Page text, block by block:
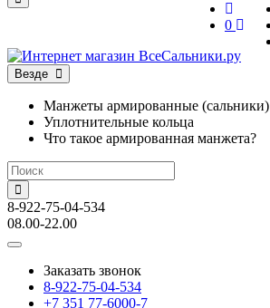
0
Везде
Манжеты армированные (сальники)
Уплотнительные кольца
Что такое армированная манжета?
8-922-75-04-534
08.00-22.00
Заказать звонок
8-922-75-04-534
+7 351 77-6000-7